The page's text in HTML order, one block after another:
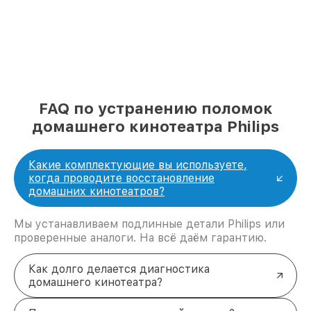
FAQ по устранению поломок
домашнего кинотеатра Philips
Какие комплектующие вы используете,
когда проводите восстановление
домашних кинотеатров?
Мы устанавливаем подлинные детали Philips или
проверенные аналоги. На всё даём гарантию.
Как долго делается диагностика
домашнего кинотеатра?